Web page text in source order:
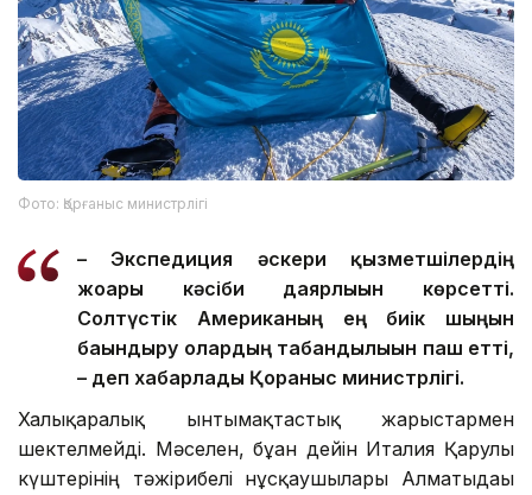
Фото: Қорғаныс министрлігі
– Экспедиция әскери қызметшілердің
жоғары кәсіби даярлығын көрсетті.
Солтүстік Американың ең биік шыңын
бағындыру олардың табандылығын паш етті,
– деп хабарлады Қорғаныс министрлігі.
Халықаралық ынтымақтастық жарыстармен
шектелмейді. Мәселен, бұған дейін Италия Қарулы
күштерінің тәжірибелі нұсқаушылары Алматыдағы